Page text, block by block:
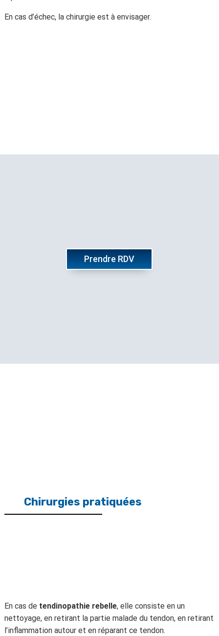
En cas d’échec, la chirurgie est à envisager.
Prendre RDV
Chirurgies pratiquées
En cas de tendinopathie rebelle, elle consiste en un
nettoyage, en retirant la partie malade du tendon, en retirant
l’inflammation autour et en réparant ce tendon.